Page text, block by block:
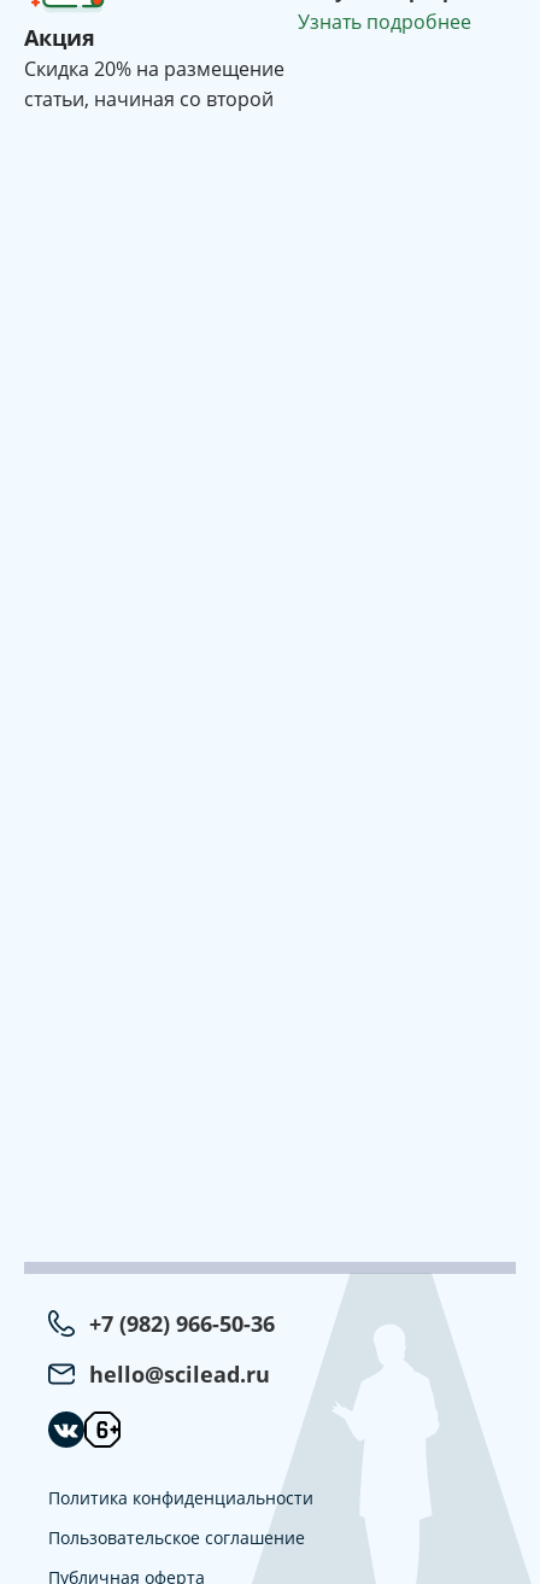
Акция
Cкидка 20% на размещение
статьи, начиная со второй
Узнать подробнее
+7 (982) 966-50-36
hello@scilead.ru
Политика конфиденциальности
Пользовательское соглашение
Публичная оферта